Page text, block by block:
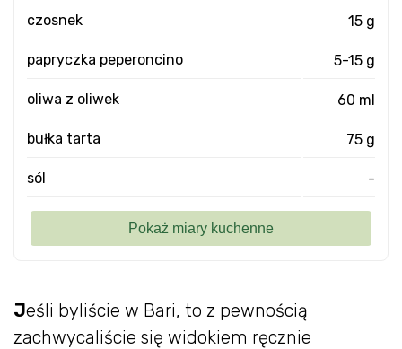
Jeśli byliście w Bari, to z pewnością
zachwycaliście się widokiem ręcznie
czosnek 15 g
papryczka peperoncino 5-15 g
oliwa z oliwek 60 ml
bułka tarta 75 g
sól -